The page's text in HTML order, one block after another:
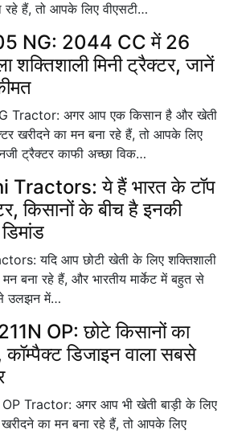
रहे हैं, तो आपके लिए वीएसटी…
NG: 2044 CC में 26
शक्तिशाली मिनी ट्रैक्टर, जानें
Tractor: अगर आप एक किसान है और खेती
खरीदने का मन बना रहे हैं, तो आपके लिए
ट्रैक्टर काफी अच्छा विक…
Tractors: ये हैं भारत के टॉप
किसानों के बीच है इनकी
यदि आप छोटी खेती के लिए शक्तिशाली
बना रहे हैं, और भारतीय मार्केट में बहुत से
से उलझन में…
OP: छोटे किसानों का
डिजाइन वाला सबसे
Tractor: अगर आप भी खेती बाड़ी के लिए
का मन बना रहे हैं, तो आपके लिए